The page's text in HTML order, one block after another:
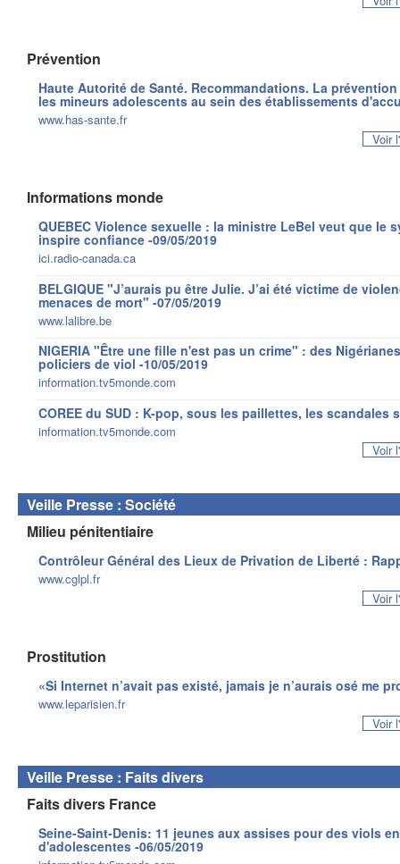
Prévention
Haute Autorité de Santé. Recommandations. La
les mineurs adolescents au sein des établissements
www.has-sante.fr
Voir
Informations monde
QUEBEC Violence sexuelle : la ministre LeBel veut que le
inspire confiance -09/05/2019
ici.radio-canada.ca
BELGIQUE "J’aurais pu être Julie. J’ai été victime de
menaces de mort" -07/05/2019
www.lalibre.be
NIGERIA "Être une fille n'est pas un crime" : des
policiers de viol -10/05/2019
information.tv5monde.com
COREE du SUD : K-pop, sous les paillettes, les scandales
information.tv5monde.com
Voir
Veille Presse : Société
Milieu pénitentiaire
Contrôleur Général des Lieux de Privation de Liberté :
www.cglpl.fr
Voir
Prostitution
«Si Internet n’avait pas existé, jamais je n’aurais osé me
www.leparisien.fr
Voir
Veille Presse : Faits divers
Faits divers France
Seine-Saint-Denis: 11 jeunes aux assises pour des viols
d'adolescentes -06/05/2019